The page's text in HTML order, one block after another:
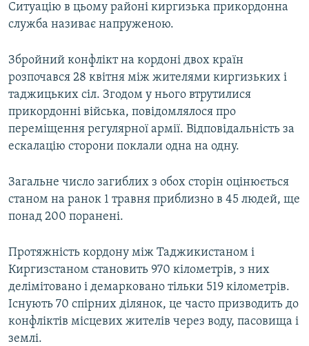
Ситуацію в цьому районі киргизька прикордонна
служба називає напруженою.
Збройний конфлікт на кордоні двох країн
розпочався 28 квітня між жителями киргизьких і
таджицьких сіл. Згодом у нього втрутилися
прикордонні війська, повідомлялося про
переміщення регулярної армії. Відповідальність за
ескалацію сторони поклали одна на одну.
Загальне число загиблих з обох сторін оцінюється
станом на ранок 1 травня приблизно в 45 людей, ще
понад 200 поранені.
Протяжність кордону між Таджикистаном і
Киргизстаном становить 970 кілометрів, з них
делімітовано і демарковано тільки 519 кілометрів.
Існують 70 спірних ділянок, це часто призводить до
конфліктів місцевих жителів через воду, пасовища і
землі.